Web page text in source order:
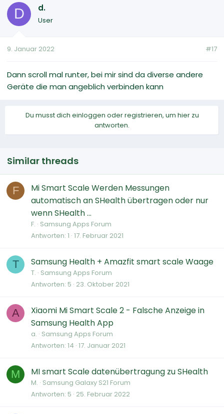
D d.
User
9. Januar 2022 #17
Dann scroll mal runter, bei mir sind da diverse andere
Geräte die man angeblich verbinden kann
Du musst dich einloggen oder registrieren, um hier zu
antworten.
Similar threads
F
Mi Smart Scale Werden Messungen
automatisch an SHealth übertragen oder nur
wenn SHealth ...
F. Samsung Apps Forum
Antworten 1 17. Februar 2021
T Samsung Health + Amazfit smart scale Waage
T. Samsung Apps Forum
Antworten 5 23. Oktober 2021
A
Xiaomi Mi Smart Scale 2 - Falsche Anzeige in
Samsung Health App
a. Samsung Apps Forum
Antworten 14 17. Januar 2021
M MI smart Scale datenübertragung zu SHealth
M. Samsung Galaxy S21 Forum
Antworten 5 25. Februar 2022